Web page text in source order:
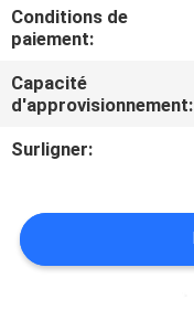
CONTRÔLE
DE
LA
QUALITÉ
NOUS
CONTACTER
Conditions de
paiement:
Capacité
d'approvisionnement:
Surligner: